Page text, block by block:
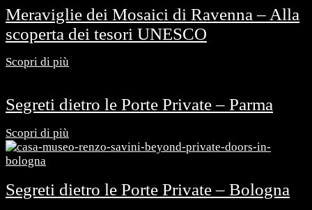
Meraviglie dei Mosaici di Ravenna – Alla
scoperta dei tesori UNESCO
Scopri di più
Segreti dietro le Porte Private – Parma
Scopri di più
Segreti dietro le Porte Private – Bologna